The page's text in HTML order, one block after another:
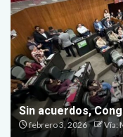
Sin acuerdos,
febrero 3, 2026 Vía: